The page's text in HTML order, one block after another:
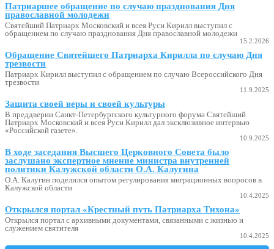
Патриаршее обращение по случаю празднования Дня
православной молодежи
Святейший Патриарх Московский и всея Руси Кирилл выступил с
обращением по случаю празднования Дня православной молодежи
15.2.2026
Обращение Святейшего Патриарха Кирилла по случаю Дня
трезвости
Патриарх Кирилл выступил с обращением по случаю Всероссийского Дня
трезвости
11.9.2025
Защита своей веры и своей культуры
В преддверии Санкт-Петербургского культурного форума Святейший
Патриарх Московский и всея Руси Кирилл дал эксклюзивное интервью
«Российской газете».
10.9.2025
В ходе заседания Высшего Церковного Совета было
заслушано экспертное мнение министра внутренней
политики Калужской области О.А. Калугина
О.А. Калугин поделился опытом регулирования миграционных вопросов в
Калужской области
10.4.2025
Открылся портал «Крестный путь Патриарха Тихона»
Открылся портал с архивными документами, связанными с жизнью и
служением святителя
10.4.2025